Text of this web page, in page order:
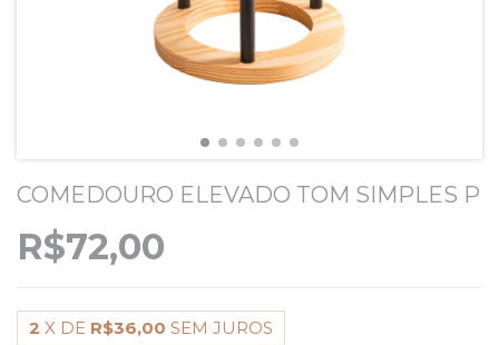
COMEDOURO ELEVADO TOM SIMPLES P
R$72,00
2 X DE R$36,00 SEM JUROS